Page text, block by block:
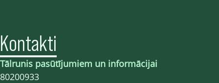
Kontakti
Tālrunis pasūtījumiem un informācijai
80200933